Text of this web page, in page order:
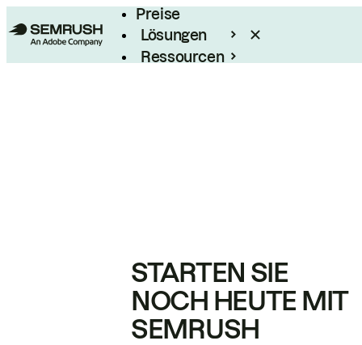
Preise
Lösungen
Ressourcen
STARTEN SIE
NOCH HEUTE MIT
SEMRUSH